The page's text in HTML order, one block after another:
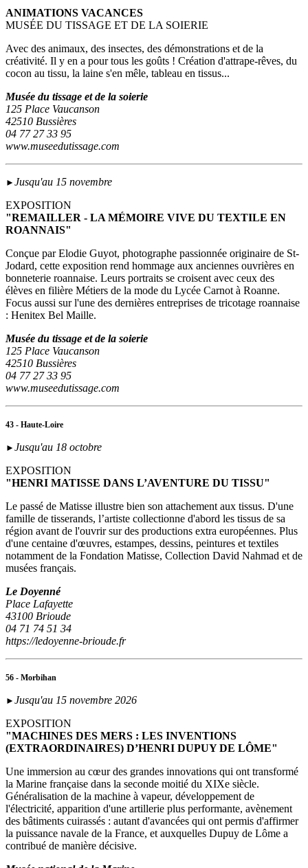
ANIMATIONS VACANCES
MUSÉE DU TISSAGE ET DE LA SOIERIE
Avec des animaux, des insectes, des démonstrations et de la
créativité. Il y en a pour tous les goûts ! Création d'attrape-rêves, du
cocon au tissu, la laine s'en mêle, tableau en tissus...
Musée du tissage et de la soierie
125 Place Vaucanson
42510 Bussières
04 77 27 33 95
www.museedutissage.com
► Jusqu'au 15 novembre
EXPOSITION
"REMAILLER - LA MÉMOIRE VIVE DU TEXTILE EN
ROANNAIS"
Conçue par Elodie Guyot, photographe passionnée originaire de St-
Jodard, cette exposition rend hommage aux anciennes ouvrières en
bonneterie roannaise. Leurs portraits se croisent avec ceux des
élèves en filière Métiers de la mode du Lycée Carnot à Roanne.
Focus aussi sur l'une des dernières entreprises de tricotage roannaise
: Henitex Bel Maille.
Musée du tissage et de la soierie
125 Place Vaucanson
42510 Bussières
04 77 27 33 95
www.museedutissage.com
43 - Haute-Loire
► Jusqu'au 18 octobre
EXPOSITION
"HENRI MATISSE DANS L’AVENTURE DU TISSU"
Le passé de Matisse illustre bien son attachement aux tissus. D'une
famille de tisserands, l’artiste collectionne d'abord les tissus de sa
région avant de l'ouvrir sur des productions extra européennes. Plus
d'une centaine d'œuvres, estampes, dessins, peintures et textiles
notamment de la Fondation Matisse, Collection David Nahmad et de
musées français.
Le Doyenné
Place Lafayette
43100 Brioude
04 71 74 51 34
https://ledoyenne-brioude.fr
56 - Morbihan
► Jusqu'au 15 novembre 2026
EXPOSITION
"MACHINES DES MERS : LES INVENTIONS
(EXTRAORDINAIRES) D’HENRI DUPUY DE LÔME"
Une immersion au cœur des grandes innovations qui ont transformé
la Marine française dans la seconde moitié du XIXe siècle.
Généralisation de la machine à vapeur, développement de
l'électricité, apparition d'une artillerie plus performante, avènement
des bâtiments cuirassés : autant d'avancées qui ont permis d'affirmer
la puissance navale de la France, et auxquelles Dupuy de Lôme a
contribué de manière décisive.